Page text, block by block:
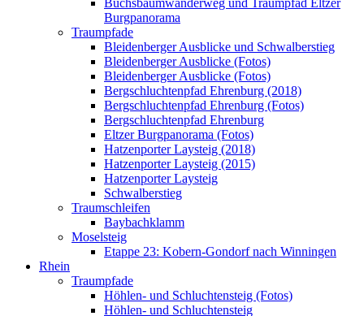
Buchsbaumwanderweg und Traumpfad Eltzer
Burgpanorama
Traumpfade
Bleidenberger Ausblicke und Schwalberstieg
Bleidenberger Ausblicke (Fotos)
Bleidenberger Ausblicke (Fotos)
Bergschluchtenpfad Ehrenburg (2018)
Bergschluchtenpfad Ehrenburg (Fotos)
Bergschluchtenpfad Ehrenburg
Eltzer Burgpanorama (Fotos)
Hatzenporter Laysteig (2018)
Hatzenporter Laysteig (2015)
Hatzenporter Laysteig
Schwalberstieg
Traumschleifen
Baybachklamm
Moselsteig
Etappe 23: Kobern-Gondorf nach Winningen
Rhein
Traumpfade
Höhlen- und Schluchtensteig (Fotos)
Höhlen- und Schluchtensteig